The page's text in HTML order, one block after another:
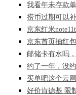
我看年未存款
捞币过期可以
京东红米
京东首页抽红包
邮储卡有水吗
约了一年，没
买单吧这个云
好价肯德基 限